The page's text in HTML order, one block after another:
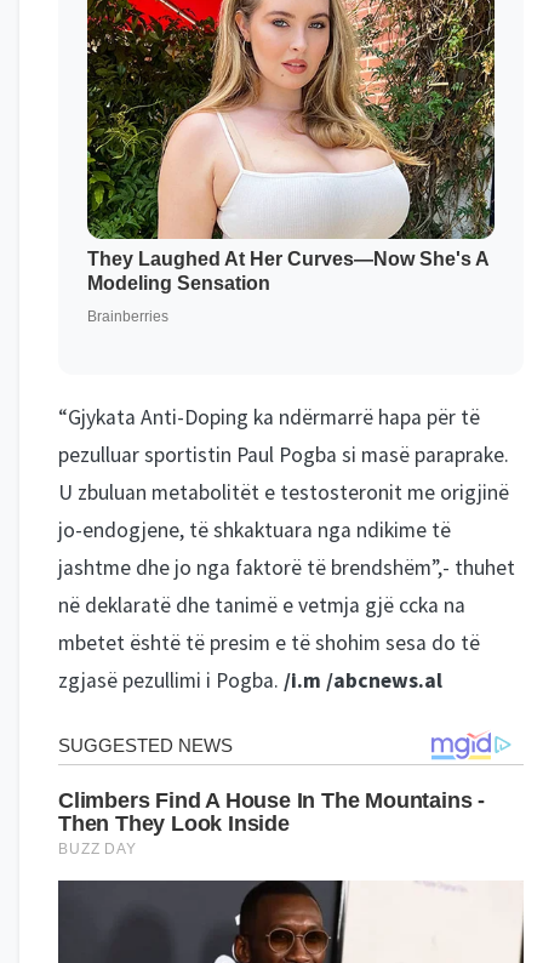
“Gjykata Anti-Doping ka ndërmarrë hapa për të
pezulluar sportistin Paul Pogba si masë paraprake.
U zbuluan metabolitët e testosteronit me origjinë
jo-endogjene, të shkaktuara nga ndikime të
jashtme dhe jo nga faktorë të brendshëm”,- thuhet
në deklaratë dhe tanimë e vetmja gjë ccka na
mbetet është të presim e të shohim sesa do të
zgjasë pezullimi i Pogba. /i.m /abcnews.al